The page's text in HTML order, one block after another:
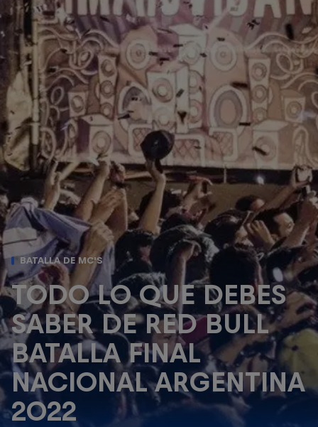
BATALLA DE MC'S
TODO LO QUE DEBES
SABER DE RED BULL
BATALLA FINAL
NACIONAL ARGENTINA
2022